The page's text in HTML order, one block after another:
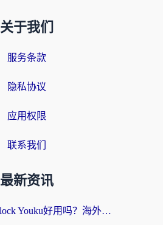
关于我们
服务条款
隐私协议
应用权限
联系我们
最新资讯
ChickCN和Unblock Youku好用吗？海外党亲测3款回国加速器，附iOS免费选择指南